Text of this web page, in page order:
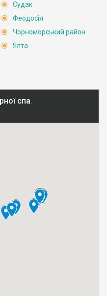
Судак
Феодосія
Чорноморський район
Ялта